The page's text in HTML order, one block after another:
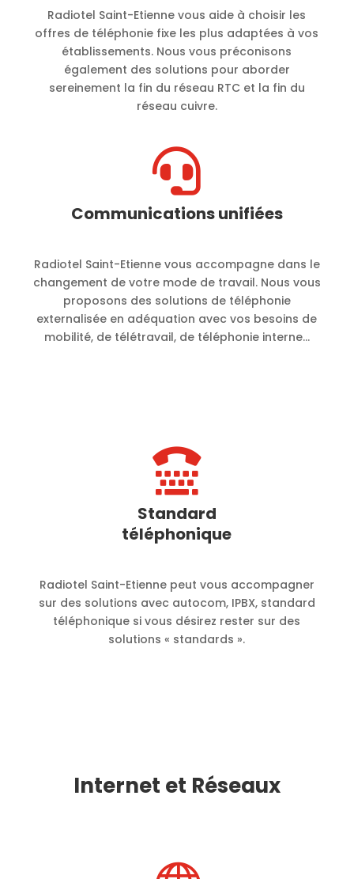
Radiotel Saint-Etienne vous aide à choisir les
offres de téléphonie fixe les plus adaptées à vos
établissements. Nous vous préconisons
également des solutions pour aborder
sereinement la fin du réseau RTC et la fin du
réseau cuivre.

Communications unifiées
Radiotel Saint-Etienne vous accompagne dans le
changement de votre mode de travail. Nous vous
proposons des solutions de téléphonie
externalisée en adéquation avec vos besoins de
mobilité, de télétravail, de téléphonie interne…

Standard
téléphonique
Radiotel Saint-Etienne peut vous accompagner
sur des solutions avec autocom, IPBX, standard
téléphonique si vous désirez rester sur des
solutions « standards ».
Internet et Réseaux